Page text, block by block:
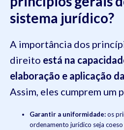
sistema jurídico?
A importância dos
direito está na
elaboração e aplicação
Assim, eles cumprem um
Garantir a uniformidade:os
ordenamento jurídico seja